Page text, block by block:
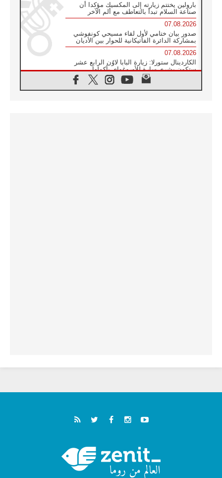
بارولين يختتم زيارته إلى المكسيك مؤكدا أن
صناعة السلام تبدأ بالتعاطف مع ألم الآخر
07.08.2026
صدور بيان ختامي لأول لقاء مسيحي كونفوشي
بمشاركة الدائرة الفاتيكانية للحوار بين الأديان
07.08.2026
الكاردينال ستورلا: زيارة البابا لاوُن الرابع عشر
ستكون بشرى سارة للأوروغواي بأكملها
الفاتيكان يعلن برنامج الزيارة الرسولية للبابا لاوُن